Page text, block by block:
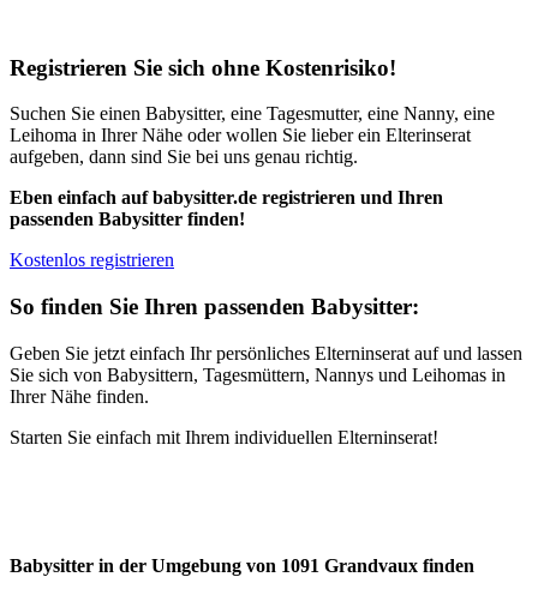
Registrieren Sie sich ohne Kostenrisiko!
Suchen Sie einen Babysitter, eine Tagesmutter, eine Nanny, eine
Leihoma in Ihrer Nähe oder wollen Sie lieber ein Elterinserat
aufgeben, dann sind Sie bei uns genau richtig.
Eben einfach auf babysitter.de registrieren und Ihren
passenden Babysitter finden!
Kostenlos registrieren
So finden Sie Ihren passenden Babysitter:
Geben Sie jetzt einfach Ihr persönliches Elterninserat auf und lassen
Sie sich von Babysittern, Tagesmüttern, Nannys und Leihomas in
Ihrer Nähe finden.
Starten Sie einfach mit Ihrem individuellen Elterninserat!
Babysitter in der Umgebung von 1091 Grandvaux finden